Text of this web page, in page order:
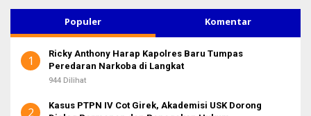
i
n
u
k
Populer Komentar
1
Ricky Anthony Harap Kapolres Baru Tumpas
Peredaran Narkoba di Langkat
944 Dilihat
2
Kasus PTPN IV Cot Girek, Akademisi USK Dorong